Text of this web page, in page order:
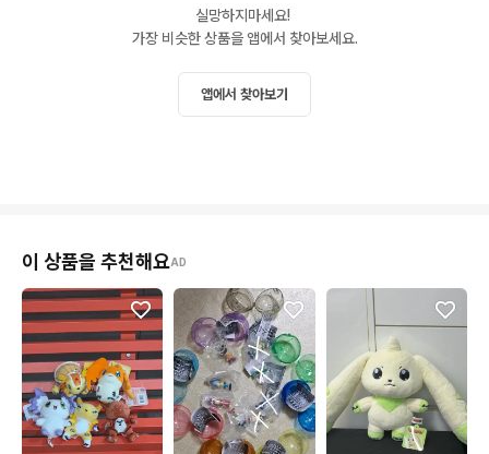
실망하지마세요!
가장 비슷한 상품을 앱에서 찾아보세요.
앱에서 찾아보기
이 상품을 추천해요AD